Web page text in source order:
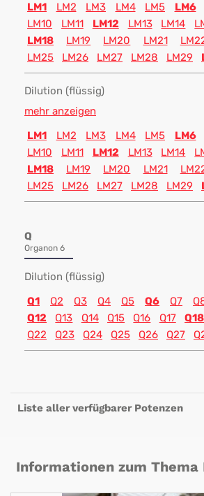
LM1 LM2 LM3 LM4 LM5 LM6
LM10
LM11 LM12 LM13 LM14
LM18
LM19 LM20 LM21
LM25
LM26 LM27 LM28 LM29
Dilution (flüssig)
mehr anzeigen
LM1
LM2 LM3 LM4 LM5 LM6
LM10
LM11 LM12 LM13 LM14
LM18
LM19 LM20 LM21
LM25
LM26 LM27 LM28 LM29
Q
Organon 6
Dilution (flüssig)
Q1
Q2 Q3 Q4 Q5 Q6 Q7
Q12
Q13 Q14 Q15 Q16 Q17 Q18
Q22
Q23 Q24 Q25 Q26 Q27
Liste aller verfügbarer Potenzen
Informationen zum Thema